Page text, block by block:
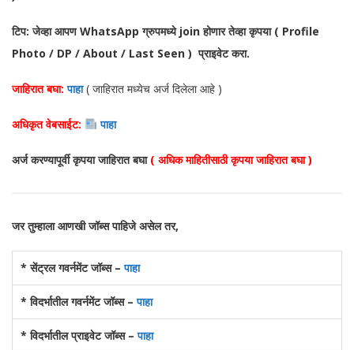
टिप: जेव्हा आपण WhatsApp ग्रुपमध्ये join होणार तेव्हा कृपया ( Profile
Photo / DP / About / Last Seen ) प्राइवेट करा.
जाहिरात बघा:पाहा( जाहिरात मध्येच अर्ज दिलेला आहे )
अधिकृत वेबसाईट: पाहा
अर्ज करण्यापूर्वी कृपया जाहिरात बघा ( अधिक माहितीसाठी कृपया जाहिरात बघा )
जर तुम्हाला आणखी जॉब्स पाहिजे असेल तर,
* सेंट्रल गवर्नमेंट जॉब्स –पाहा
* विदर्भातील गवर्नमेंट जॉब्स –पाहा
* विदर्भातील प्राइवेट जॉब्स –पाहा